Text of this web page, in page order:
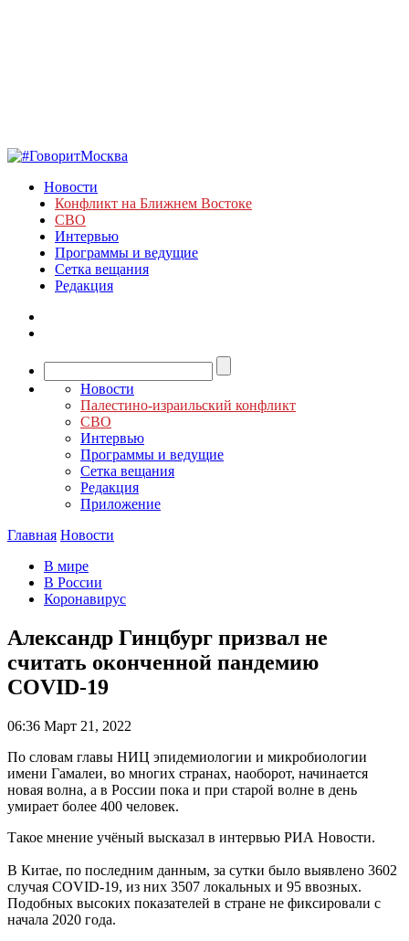
Новости
Конфликт на Ближнем Востоке
СВО
Интервью
Программы и ведущие
Сетка вещания
Редакция
Новости
Палестино-израильский конфликт
СВО
Интервью
Программы и ведущие
Сетка вещания
Редакция
Приложение
Главная Новости
В мире
В России
Коронавирус
Александр Гинцбург призвал не
считать оконченной пандемию
COVID-19
06:36 Март 21, 2022
По словам главы НИЦ эпидемиологии и микробиологии
имени Гамалеи, во многих странах, наоборот, начинается
новая волна, а в России пока и при старой волне в день
умирает более 400 человек.
Такое мнение учёный высказал в интервью РИА Новости.
В Китае, по последним данным, за сутки было выявлено 3602
случая COVID-19, из них 3507 локальных и 95 ввозных.
Подобных высоких показателей в стране не фиксировали с
начала 2020 года.